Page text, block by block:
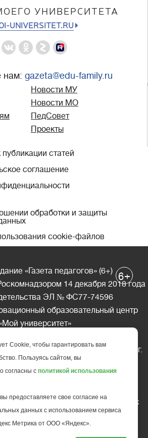
УНИВЕРСИТЕТА
UNIVERSITET.RU
нам: gazeta@edu-family.ru
Новости МУ
Новости МО
ПедСовет
Проекты
статей
соглашение
обработки и защиты
cookie-файлов
«Газета педагогов» (6+)
14 декабря 2018 года
ЭЛ № ФС77-74596
образовательный центр
университет»
Россия, Республика Карелия, г.
Фридриха Энгельса д.10, офис 211
+7 (499) 685-10-45
газеты допускается только c
разрешения редакции
педагогов» обязательна.
6+
Cookie, чтобы гарантировать вам
Пользуясь сайтом, вы
согласны с политикой использования
предоставляете свое согласие на
данных с использованием сервиса
Метрика от ООО «Яндекс».